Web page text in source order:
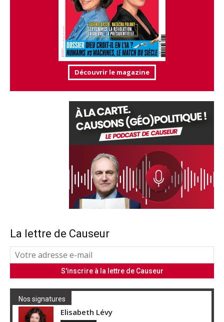
Découvrir le magazine
La lettre de Causeur
Nos signatures
Elisabeth Lévy